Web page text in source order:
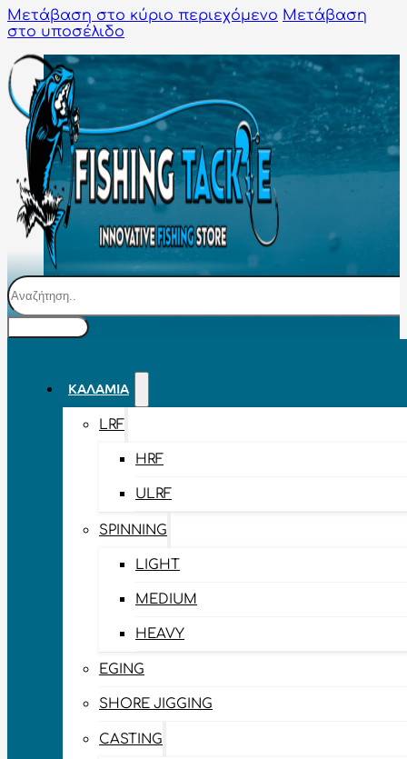
Μετάβαση στο κύριο περιεχόμενο Μετάβαση
στο υποσέλιδο
Αναζήτηση
ΚΑΛΆΜΙΑ
LRF
HRF
ULRF
SPINNING
LIGHT
MEDIUM
HEAVY
EGING
SHORE JIGGING
CASTING